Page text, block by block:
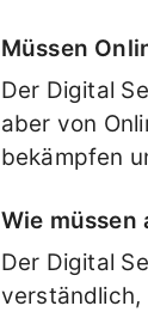
Müssen
Der Digital
aber von
bekämpfen
Wie müssen
Der Digital
verständlich,